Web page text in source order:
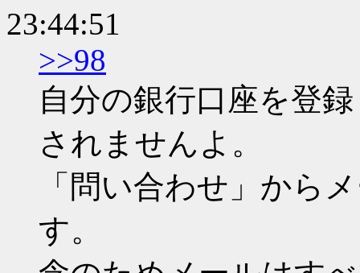
23:44:51
>>98
自分の銀行口座を登
されませんよ。
「問い合わせ」から
す。